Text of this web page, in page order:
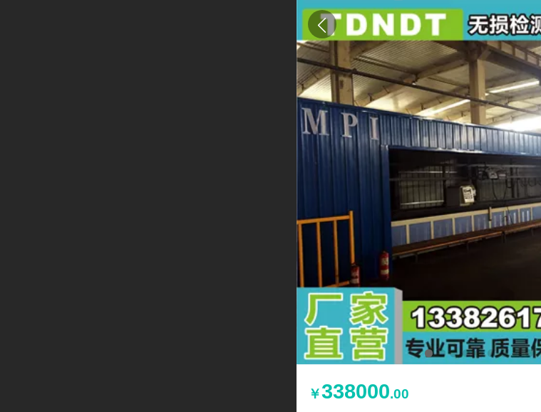
￥338000.00